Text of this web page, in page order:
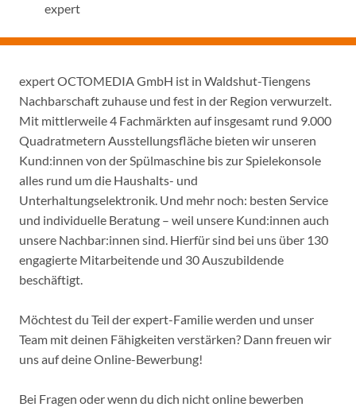
expert
expert OCTOMEDIA GmbH ist in Waldshut-Tiengens
Nachbarschaft zuhause und fest in der Region verwurzelt.
Mit mittlerweile 4 Fachmärkten auf insgesamt rund 9.000
Quadratmetern Ausstellungsfläche bieten wir unseren
Kund:innen von der Spülmaschine bis zur Spielekonsole
alles rund um die Haushalts- und
Unterhaltungselektronik. Und mehr noch: besten Service
und individuelle Beratung – weil unsere Kund:innen auch
unsere Nachbar:innen sind. Hierfür sind bei uns über 130
engagierte Mitarbeitende und 30 Auszubildende
beschäftigt.
Möchtest du Teil der expert-Familie werden und unser
Team mit deinen Fähigkeiten verstärken? Dann freuen wir
uns auf deine Online-Bewerbung!
Bei Fragen oder wenn du dich nicht online bewerben